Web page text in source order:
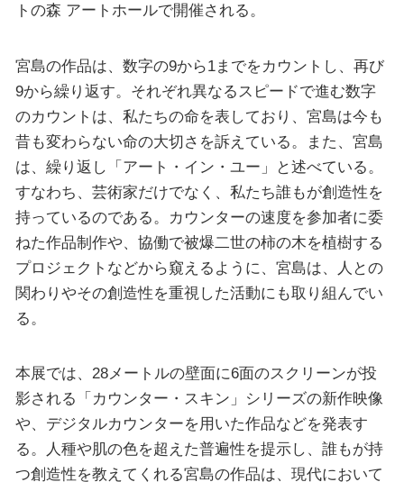
トの森 アートホールで開催される。
宮島の作品は、数字の9から1までをカウントし、再び
9から繰り返す。それぞれ異なるスピードで進む数字
のカウントは、私たちの命を表しており、宮島は今も
昔も変わらない命の大切さを訴えている。また、宮島
は、繰り返し「アート・イン・ユー」と述べている。
すなわち、芸術家だけでなく、私たち誰もが創造性を
持っているのである。カウンターの速度を参加者に委
ねた作品制作や、協働で被爆二世の柿の木を植樹する
プロジェクトなどから窺えるように、宮島は、人との
関わりやその創造性を重視した活動にも取り組んでい
る。
本展では、28メートルの壁面に6面のスクリーンが投
影される「カウンター・スキン」シリーズの新作映像
や、デジタルカウンターを用いた作品などを発表す
る。人種や肌の色を超えた普遍性を提示し、誰もが持
つ創造性を教えてくれる宮島の作品は、現代において